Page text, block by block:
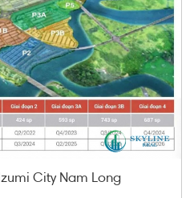
City Nam Long